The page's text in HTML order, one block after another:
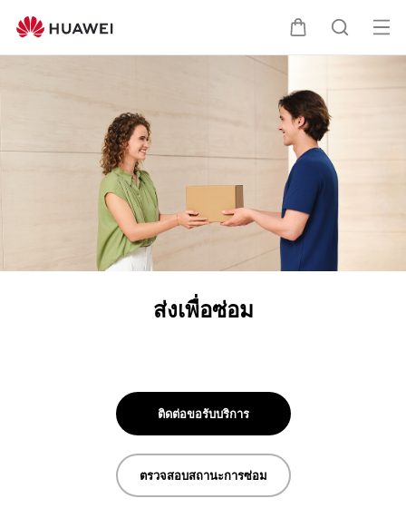
บริการ
ส่ง
ตะกร้าค้นหาเปิด
ส่งเพื่อซ่อม
ติดต่อขอรับบริการ
ตรวจสอบสถานะการซ่อม